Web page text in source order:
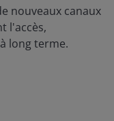
nouveaux canaux
l'accès,
long terme.